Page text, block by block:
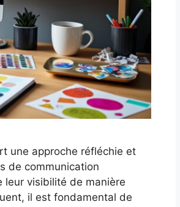
une approche réfléchie et
de communication
leur visibilité de manière
il est fondamental de